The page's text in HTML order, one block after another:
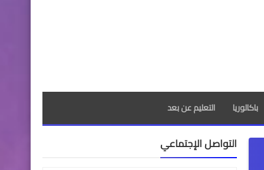
باكالوريا التعليم عن بعد
التواصل الإجتماعي